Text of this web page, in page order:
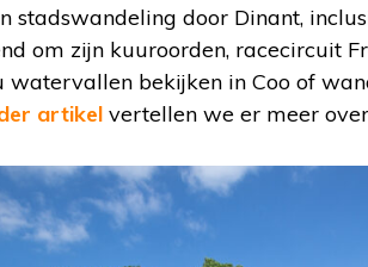
stadswandeling door Dinant,
om zijn kuuroorden, racecircuit
watervallen bekijken in Coo of
artikel vertellen we er meer